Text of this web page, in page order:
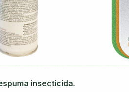
insecticida.